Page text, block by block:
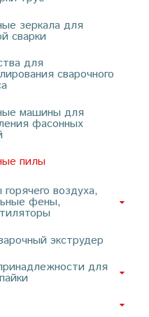
зеркала для
сварки
для
сварочного
машины для
фасонных
пилы
воздуха,
фены,
экструдер
для